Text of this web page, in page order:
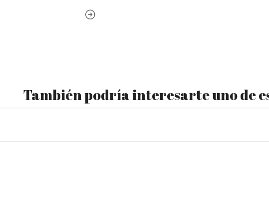
También podría interesarte uno de